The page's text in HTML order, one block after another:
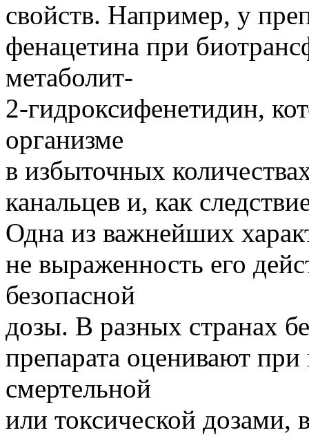
свойств. Например, у
фенацетина при
метаболит-
2-гидроксифенетидин,
организме
в избыточных
канальцев и, как
Одна из важнейших
не выраженность его
безопасной
дозы. В разных странах
препарата оценивают
смертельной
или токсической